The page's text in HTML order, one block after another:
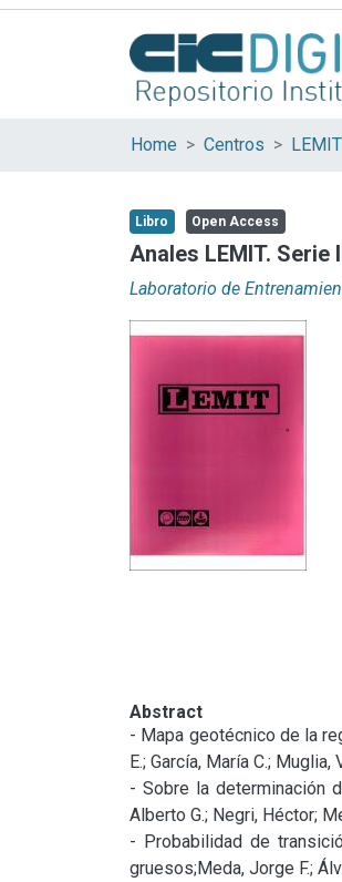
Home Centros LEMIT
Libro Open Access
Anales LEMIT. Serie
Laboratorio de
Abstract
- Mapa geotécnico de la
E.; García, María C.; Muglia,
- Sobre la determinación
Alberto G.; Negri, Héctor;
- Probabilidad de
gruesos;Meda, Jorge F.;